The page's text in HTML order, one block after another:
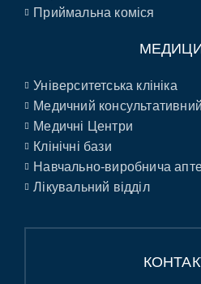
Приймальна коміся
Університетська клініка
Медичний
Медичні Центри
Клінічні бази
Навчально-виробнича
Лікувальний відділ